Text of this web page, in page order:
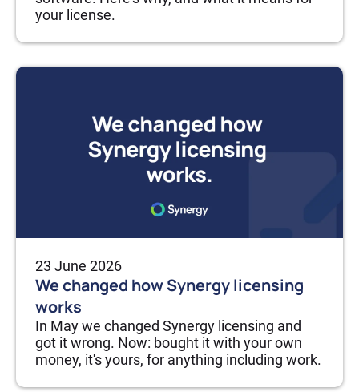
your license.
23 June 2026
We changed how Synergy licensing
works
In May we changed Synergy licensing and
got it wrong. Now: bought it with your own
money, it's yours, for anything including work.